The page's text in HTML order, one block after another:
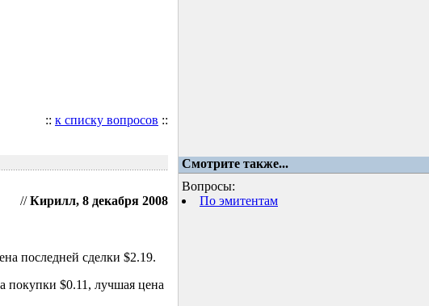
:: к списку вопросов ::
Смотрите также...
//Кирилл, 8 декабря 2008
последней сделки $2.19.
$0.11, лучшая цена
Вопросы:
По эмитентам